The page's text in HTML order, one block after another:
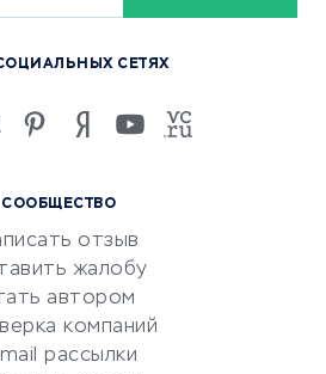
работы
СООБЩЕСТВО
отзыв
жалобу
автором
компаний
рассылки
СЕТЯХ